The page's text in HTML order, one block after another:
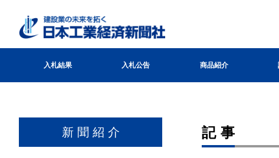
入札結果 入札公告 商品紹介
新 聞 紹 介 記事